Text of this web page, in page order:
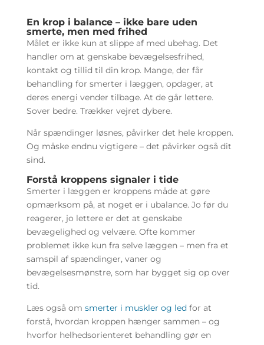
En krop i balance – ikke bare uden
smerte, men med frihed
Målet er ikke kun at slippe af med ubehag. Det
handler om at genskabe bevægelsesfrihed,
kontakt og tillid til din krop. Mange, der får
behandling for smerter i læggen, opdager, at
deres energi vender tilbage. At de går lettere.
Sover bedre. Trækker vejret dybere.
Når spændinger løsnes, påvirker det hele kroppen.
Og måske endnu vigtigere – det påvirker også dit
sind.
Forstå kroppens signaler i tide
Smerter i læggen er kroppens måde at gøre
opmærksom på, at noget er i ubalance. Jo før du
reagerer, jo lettere er det at genskabe
bevægelighed og velvære. Ofte kommer
problemet ikke kun fra selve læggen – men fra et
samspil af spændinger, vaner og
bevægelsesmønstre, som har bygget sig op over
tid.
Læs også om smerter i muskler og led for at
forstå, hvordan kroppen hænger sammen – og
hvorfor helhedsorienteret behandling gør en